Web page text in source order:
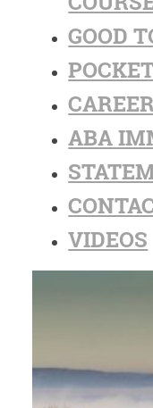
GOOD
ABA
VIDEOS